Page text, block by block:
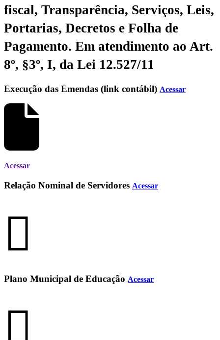
fiscal, Transparência, Serviços, Leis,
Portarias, Decretos e Folha de
Pagamento. Em atendimento ao Art.
8º, §3º, I, da Lei 12.527/11
Execução das Emendas (link contábil) Acessar
Acessar
Relação Nominal de Servidores Acessar
Plano Municipal de Educação Acessar